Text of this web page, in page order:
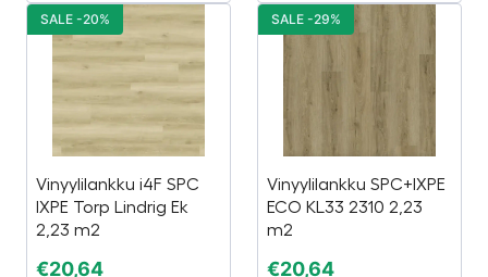
Vinyylilankku i4F SPC
IXPE Torp Lindrig Ek
2,23 m2
€20,64
SALE -20%
Vinyylilankku SPC+IXPE
ECO KL33 2310 2,23
m2
€20,64
SALE -29%